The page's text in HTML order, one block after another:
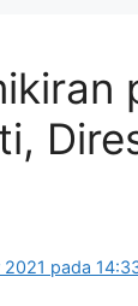
2021 pada